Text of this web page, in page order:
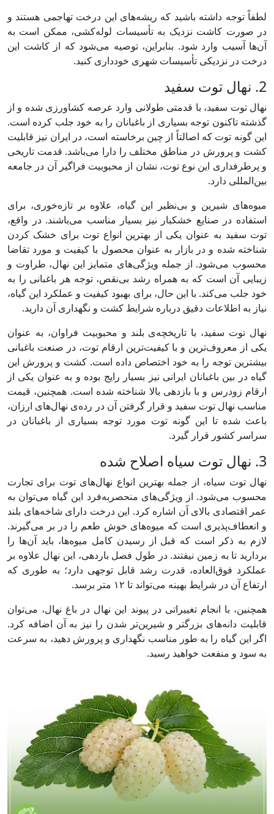
لطفاً توجه داشته باشید که ریشه‌های این درخت تهاجمی هستند و
در صورت کاشت نزدیک به تأسیسات لوله‌کشی، ممکن است به
آن‌ها آسیب وارد شود. بنابراین، توصیه می‌شود که از کاشت این
درخت در نزدیکی تأسیسات شهری خودداری کنید.
2. نهال توت سفید
نهال توت سفید، با قدمتی طولانی وارد عرصه کشاورزی شده و از
گذشته تاکنون توجه بسیاری از باغبانان را به خود جلب کرده است.
این گونه توت که اصالتاً از چین برخاسته است، در ایران نیز قابلیت
کشت و پرورش در مناطق مختلف را دارا می‌باشد. قدمت تاریخی
و پرطرفداری این نوع توت، نشان از محبوبیت فراگیر آن در جامعه
بین‌المللی دارد.
میوه‌های شیرین و بی‌نظیر این گیاه، علاوه بر تازه‌خوری، برای
استفاده در صنایع خشکبار نیز بسیار مناسب می‌باشند. در واقع،
توت سفید به عنوان یکی از بهترین انواع توت برای خشک کردن
شناخته شده و در بازار به عنوان محصول با کیفیت و مورد تقاضا
محسوب می‌شود. از جمله ویژگی‌های متمایز این نهال، طراوت و
زیبایی آن است که به همراه رشد بی‌نقص، توجه هر باغبانی را به
خود جلب می‌کند. با این حال، برای بهبود کیفیت و عملکرد این گیاه،
نیاز به اطلاعات دقیق درباره شرایط کشت و نگهداری آن دارید.
نهال توت سفید، با تاریخچه‌ی بلند و محبوبیت فراوان، به عنوان
یکی از معروف‌ترین و با کیفیت‌ترین ارقام توت، در صنعت باغبانی
بیشترین توجه را به خود اختصاص داده است. کشت و پرورش این
گیاه در بین باغبانان ایرانی نیز بسیار رایج بوده و به عنوان یکی از
ارقام زودرس و با بازدهی بالا شناخته شده است. همچنین، قیمت
مناسب نهال توت سفید و قرار گرفتن آن در رده‌ی نهال‌های ارزان،
باعث شده تا این گونه توت مورد توجه بسیاری از باغبانان در
سراسر کشور قرار گیرد.
3. نهال توت سیاه اصلاح شده
نهال توت سیاه، از جمله بهترین انواع نهال‌های توت برای تجارت
محسوب می‌شود. از ویژگی‌های منحصربه‌فرد این گیاه می‌توان به
عمر اقتصادی بالای آن اشاره کرد. این درخت دارای شاخه‌های بلند
و انعطاف‌پذیری است که میوه‌های خوش طعم را در بر می‌گیرند.
لازم به ذکر است که قبل از رسیدن کامل میوه‌ها، باید آن‌ها را
بردارید تا به زمین نیفتند. در طول فصل باردهی، این نهال علاوه بر
عملکرد فوق‌العاده، قدرت رشد قابل توجهی دارد؛ به طوری که
ارتفاع آن در شرایط بهینه می‌تواند تا ۱۲ متر برسد.
همچنین، با انجام تغییراتی در پیوند این نهال در باغ نهال، می‌توان
قابلیت دانه‌های بزرگتر و شیرین‌تر شدن را نیز به آن اضافه کرد.
اگر این گیاه را به طور مناسب نگهداری و پرورش دهید، به سرعت
به سود و منفعت خواهید رسید.